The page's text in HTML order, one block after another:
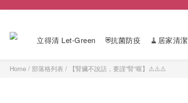
立得清 Let-Green ⛨抗菌防疫 🧹居家清潔
Home / 部落格列表 / 【腎臟不說話，要謹”腎”喔】⚠️⚠️⚠️​